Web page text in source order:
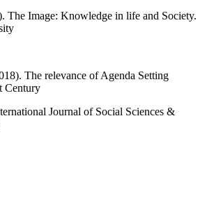
The Image: Knowledge in life and Society.
The relevance of Agenda Setting
Century
Journal of Social Sciences &